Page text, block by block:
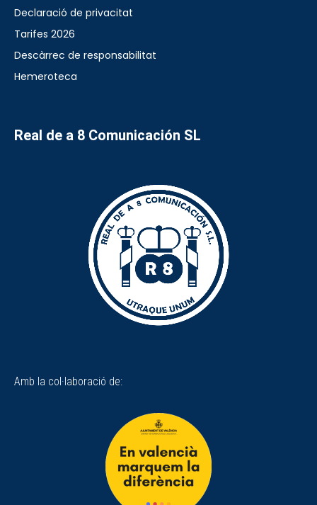
Declaració de privacitat
Tarifes 2026
Descàrrec de responsabilitat
Hemeroteca
Real de a 8 Comunicación SL
Amb la col·laboració de: